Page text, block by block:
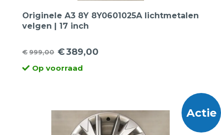
Originele A3 8Y 8Y0601025A lichtmetalen
velgen | 17 inch
€999,00
Oorspronkelijke
prijs
€389,00
Huidige
prijsOp voorraad
Actie